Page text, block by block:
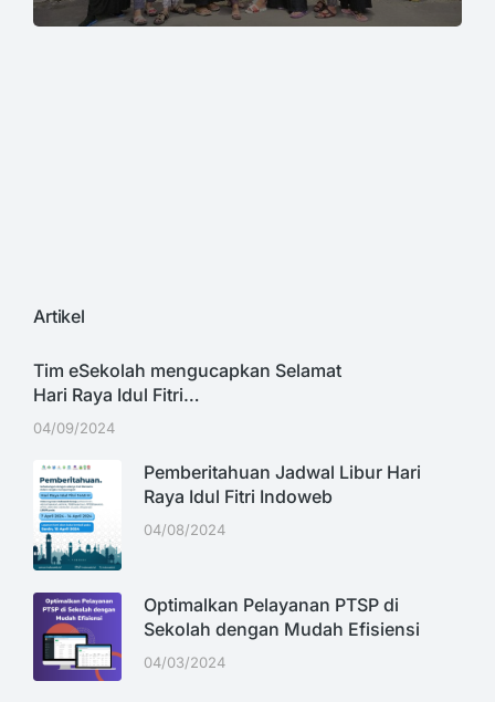
Artikel
Tim eSekolah mengucapkan Selamat
Hari Raya Idul Fitri…
04/09/2024
Pemberitahuan Jadwal Libur Hari
Raya Idul Fitri Indoweb
04/08/2024
Optimalkan Pelayanan PTSP di
Sekolah dengan Mudah Efisiensi
04/03/2024